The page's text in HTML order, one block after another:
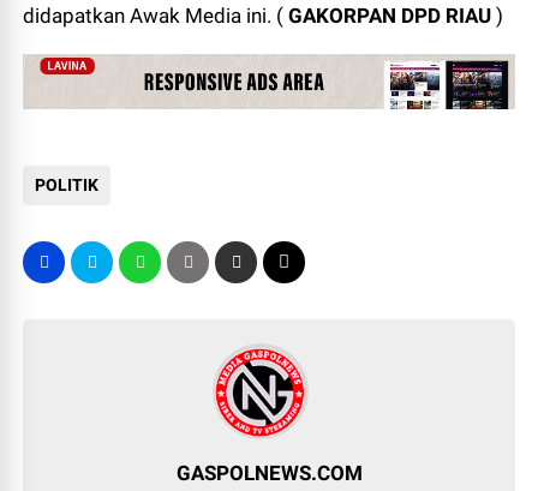
didapatkan Awak Media ini. ( GAKORPAN DPD RIAU)
POLITIK
GASPOLNEWS.COM